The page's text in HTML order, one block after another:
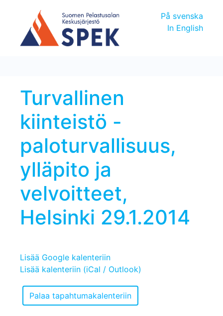
På svenska
In English
Turvallinen
kiinteistö -
paloturvallisuus,
ylläpito ja
velvoitteet,
Helsinki 29.1.2014
Lisää Google kalenteriin
Lisää kalenteriin (iCal / Outlook)